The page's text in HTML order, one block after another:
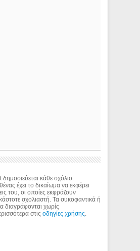
κάθε σχόλιο.
έχει το δικαίωμα να εκφέρει
του, οι οποίες εκφράζουν
σχολιαστή. Τα συκοφαντικά ή
διαγράφονται χωρίς
στιςοδηγίες χρήσης